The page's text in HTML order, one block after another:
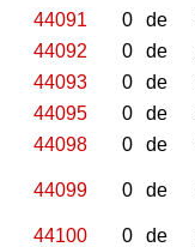
44091
0 de
44092
0 de
44093
0 de
44095
0 de
44098
0 de
44099 0 de
44100
0 de